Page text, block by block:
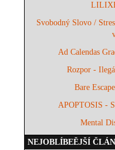
Svobodný Slovo /
Ad Calendas
Rozpor -
Bare
APOPTOSIS -
Mental
NEJOBLÍBEĚJŠÍ